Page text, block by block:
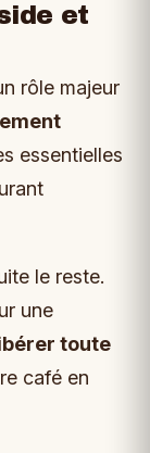
et
rôle majeur
essentielles
le reste.
une
toute
café en